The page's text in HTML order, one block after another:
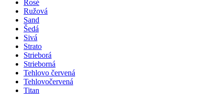
Rosé
Ružová
Sand
Šedá
Sivá
Strato
Strieborá
Strieborná
Tehlovo červená
Tehlovočervená
Titan